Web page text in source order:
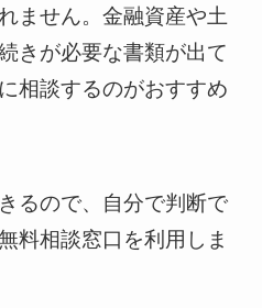
ません。金融資産や土
きが必要な書類が出て
相談するのがおすすめ
るので、自分で判断で
料相談窓口を利用しま